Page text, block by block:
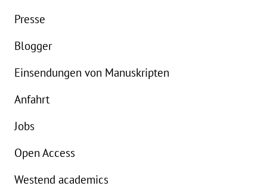
Presse
Blogger
Einsendungen von Manuskripten
Anfahrt
Jobs
Open Access
Westend academics